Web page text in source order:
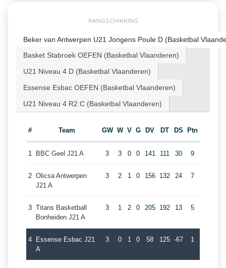
RANGSCHIKKING
Beker van Antwerpen U21 Jongens Poule D (Basketbal
Basket Stabroek OEFEN (Basketbal Vlaanderen)
U21 Niveau 4 D (Basketbal Vlaanderen)
Essense Esbac OEFEN (Basketbal Vlaanderen)
U21 Niveau 4 R2 C (Basketbal Vlaanderen)
# Team GW W V G DV DT DS Ptn
1 BBC Geel J21 A 3 3 0 0 141 111 30 9
2 Olicsa Antwerpen
J21 A
3 2 1 0 156 132 24 7
3 Titans Basketball
Bonheiden J21 A
3 1 2 0 205 192 13 5
4
Essense Esbac J21
A
3 0 1 0 58 125 -67 1